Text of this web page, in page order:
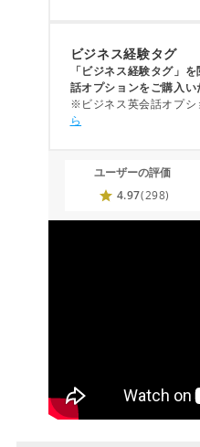
ビジネス経験タグ
「ビジネス経験タグ」
話オプションをご購入い
※ビジネス英会話オプシ
ら
ユーザーの評価
4.97(298)